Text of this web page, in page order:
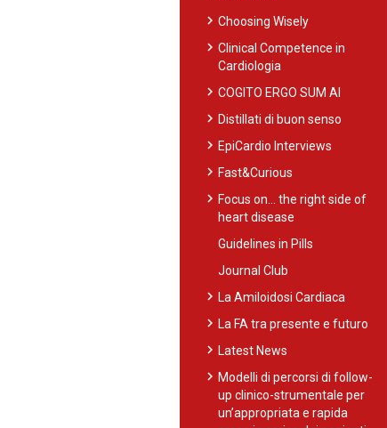
chevron_rightChoosing Wisely
chevron_rightClinical Competence in
Cardiologia
chevron_rightCOGITO ERGO SUM AI
chevron_rightDistillati di buon senso
chevron_rightEpiCardio Interviews
chevron_rightFast&Curious
chevron_rightFocus on… the right side of
heart disease
Guidelines in Pills
Journal Club
chevron_rightLa Amiloidosi Cardiaca
chevron_rightLa FA tra presente e futuro
chevron_rightLatest News
chevron_rightModelli di percorsi di follow-
up clinico-strumentale per
un’appropriata e rapida